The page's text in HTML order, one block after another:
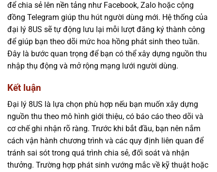
để chia sẻ lên nền tảng như Facebook, Zalo hoặc cộng
đồng Telegram giúp thu hút người dùng mới. Hệ thống của
đại lý 8US sẽ tự động lưu lại mỗi lượt đăng ký thành công
để giúp bạn theo dõi mức hoa hồng phát sinh theo tuần.
Đây là bước quan trọng để bạn có thể xây dựng nguồn thu
nhập thụ động và mở rộng mạng lưới người dùng.
Kết luận
Đại lý 8US là lựa chọn phù hợp nếu bạn muốn xây dựng
nguồn thu theo mô hình giới thiệu, có báo cáo theo dõi và
cơ chế ghi nhận rõ ràng. Trước khi bắt đầu, bạn nên nắm
cách vận hành chương trình và các quy định liên quan để
tránh sai sót trong quá trình chia sẻ, đối soát và nhận
thưởng. Trường hợp phát sinh vướng mắc về kỹ thuật hoặc